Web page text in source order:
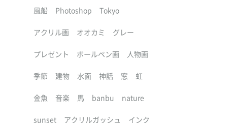
風船 Photoshop Tokyo
アクリル画 オオカミ グレー
プレゼント ボールペン画 人物画
季節 建物 水面 神話 窓 虹
金魚 音楽 馬 banbu nature
sunset アクリルガッシュ インク